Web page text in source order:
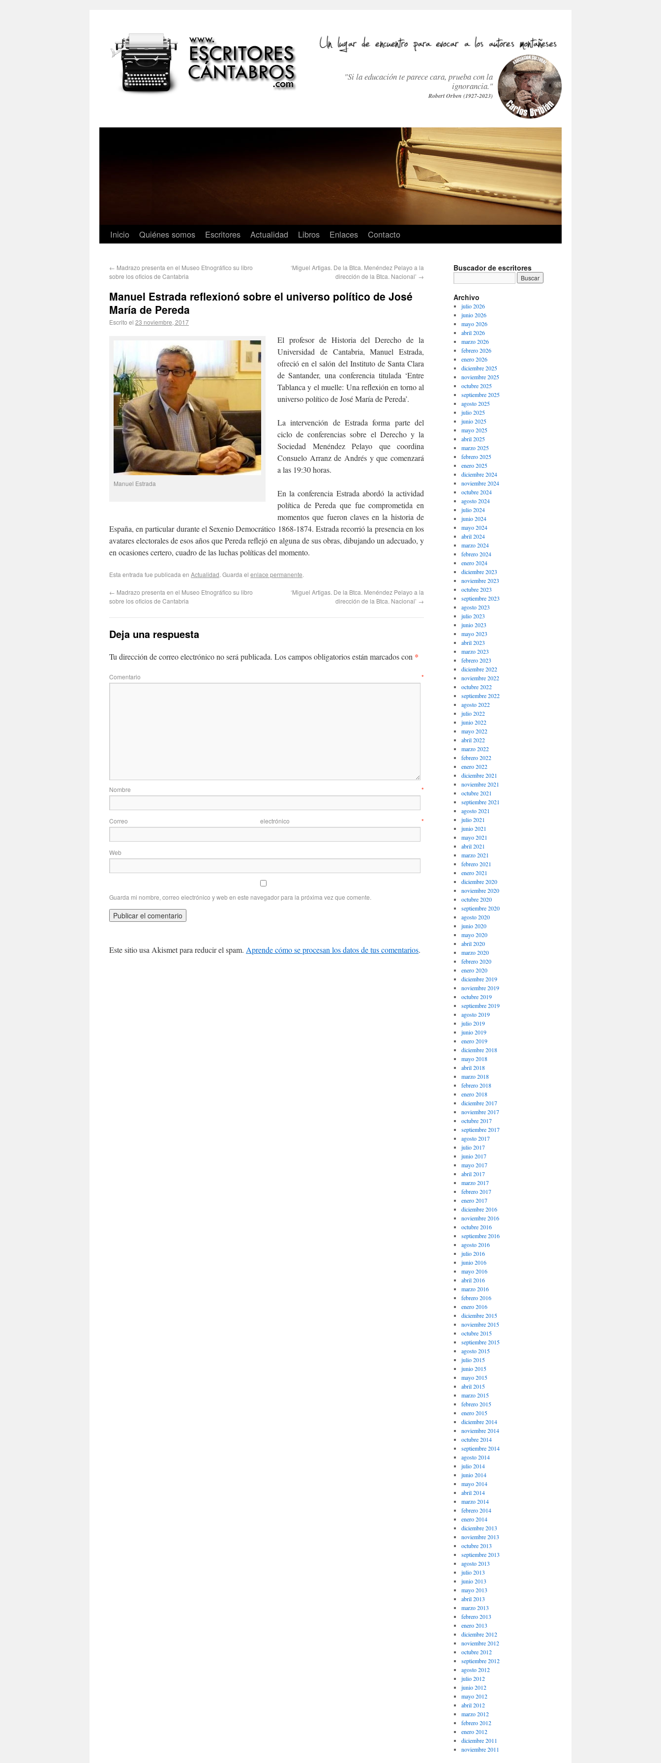
"Si la educación te parece cara, prueba con la
ignorancia."
Robert Orben (1927-2023)
Inicio Quiénes somos Escritores Actualidad Libros Enlaces Contacto
← Madrazo presenta en el Museo Etnográfico su libro
sobre los oficios de Cantabria
‘Miguel Artigas. De la Btca. Menéndez Pelayo a la
dirección de la Btca. Nacional’ →
Manuel Estrada reflexionó sobre el universo político de José
María de Pereda
Escrito el 23 noviembre, 2017
Manuel Estrada
El profesor de Historia del Derecho de la
Universidad de Cantabria, Manuel Estrada,
ofreció en el salón del Instituto de Santa Clara
de Santander, una conferencia titulada ‘Entre
Tablanca y el muelle: Una reflexión en torno al
universo político de José María de Pereda’.
La intervención de Estrada forma parte del
ciclo de conferencias sobre el Derecho y la
Sociedad Menéndez Pelayo que coordina
Consuelo Arranz de Andrés y que comenzará
a las 19:30 horas.
En la conferencia Estrada abordó la actividad
política de Pereda que fue comprometida en
momentos que fueron claves en la historia de
España, en particular durante el Sexenio Democrático 1868-1874. Estrada recorrió la presencia en los
avatares electorales de esos años que Pereda reflejó en alguna de sus obras, dibujando un adecuado, y
en ocasiones certero, cuadro de las luchas políticas del momento.
Esta entrada fue publicada en Actualidad. Guarda el enlace permanente.
← Madrazo presenta en el Museo Etnográfico su libro
sobre los oficios de Cantabria
‘Miguel Artigas. De la Btca. Menéndez Pelayo a la
dirección de la Btca. Nacional’ →
Deja una respuesta
Tu dirección de correo electrónico no será publicada. Los campos obligatorios están marcados con *
Comentario *
Nombre *
Correo electrónico *
Web
Guarda mi nombre, correo electrónico y web en este navegador para la próxima vez que comente.
Este sitio usa Akismet para reducir el spam. Aprende cómo se procesan los datos de tus comentarios.
Buscador de escritores
Archivo
julio 2026
junio 2026
mayo 2026
abril 2026
marzo 2026
febrero 2026
enero 2026
diciembre 2025
noviembre 2025
octubre 2025
septiembre 2025
agosto 2025
julio 2025
junio 2025
mayo 2025
abril 2025
marzo 2025
febrero 2025
enero 2025
diciembre 2024
noviembre 2024
octubre 2024
agosto 2024
julio 2024
junio 2024
mayo 2024
abril 2024
marzo 2024
febrero 2024
enero 2024
diciembre 2023
noviembre 2023
octubre 2023
septiembre 2023
agosto 2023
julio 2023
junio 2023
mayo 2023
abril 2023
marzo 2023
febrero 2023
diciembre 2022
noviembre 2022
octubre 2022
septiembre 2022
agosto 2022
julio 2022
junio 2022
mayo 2022
abril 2022
marzo 2022
febrero 2022
enero 2022
diciembre 2021
noviembre 2021
octubre 2021
septiembre 2021
agosto 2021
julio 2021
junio 2021
mayo 2021
abril 2021
marzo 2021
febrero 2021
enero 2021
diciembre 2020
noviembre 2020
octubre 2020
septiembre 2020
agosto 2020
junio 2020
mayo 2020
abril 2020
marzo 2020
febrero 2020
enero 2020
diciembre 2019
noviembre 2019
octubre 2019
septiembre 2019
agosto 2019
julio 2019
junio 2019
enero 2019
diciembre 2018
mayo 2018
abril 2018
marzo 2018
febrero 2018
enero 2018
diciembre 2017
noviembre 2017
octubre 2017
septiembre 2017
agosto 2017
julio 2017
junio 2017
mayo 2017
abril 2017
marzo 2017
febrero 2017
enero 2017
diciembre 2016
noviembre 2016
octubre 2016
septiembre 2016
agosto 2016
julio 2016
junio 2016
mayo 2016
abril 2016
marzo 2016
febrero 2016
enero 2016
diciembre 2015
noviembre 2015
octubre 2015
septiembre 2015
agosto 2015
julio 2015
junio 2015
mayo 2015
abril 2015
marzo 2015
febrero 2015
enero 2015
diciembre 2014
noviembre 2014
octubre 2014
septiembre 2014
agosto 2014
julio 2014
junio 2014
mayo 2014
abril 2014
marzo 2014
febrero 2014
enero 2014
diciembre 2013
noviembre 2013
octubre 2013
septiembre 2013
agosto 2013
julio 2013
junio 2013
mayo 2013
abril 2013
marzo 2013
febrero 2013
enero 2013
diciembre 2012
noviembre 2012
octubre 2012
septiembre 2012
agosto 2012
julio 2012
junio 2012
mayo 2012
abril 2012
marzo 2012
febrero 2012
enero 2012
diciembre 2011
noviembre 2011